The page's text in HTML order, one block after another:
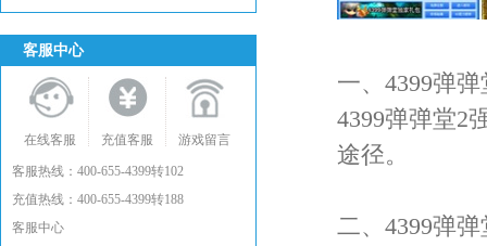
客服中心
在线客服 充值客服 游戏留言
客服热线：400-655-4399转102
充值热线：400-655-4399转188
客服中心
一、4399弹弹
4399弹弹堂2
途径。
二、4399弹弹